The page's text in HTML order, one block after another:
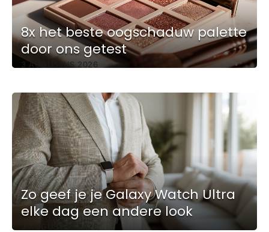
8x het beste oogschaduw palette
door ons getest
3 AUGUSTUS 2026
Zo geef je je Galaxy Watch Ultra
elke dag een andere look
3 AUGUSTUS 2026